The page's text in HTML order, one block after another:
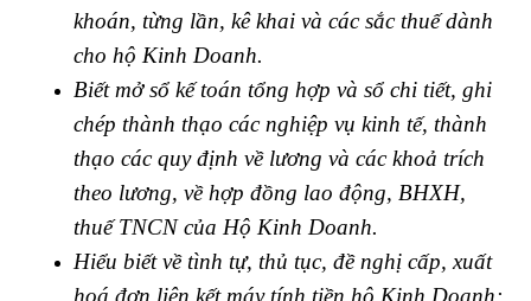
khoán, từng lần, kê khai và các sắc thuế dành
cho hộ Kinh Doanh.
Biết mở sổ kế toán tổng hợp và sổ chi tiết, ghi
chép thành thạo các nghiệp vụ kinh tế, thành
thạo các quy định về lương và các khoả trích
theo lương, về hợp đồng lao động, BHXH,
thuế TNCN của Hộ Kinh Doanh.
Hiểu biết về tình tự, thủ tục, đề nghị cấp, xuất
hoá đơn liên kết máy tính tiền hộ Kinh Doanh;